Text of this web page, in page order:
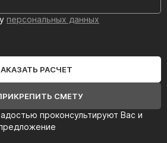
проконсультируют Вас и
персональных данных
РАСЧЕТ
СМЕТУ